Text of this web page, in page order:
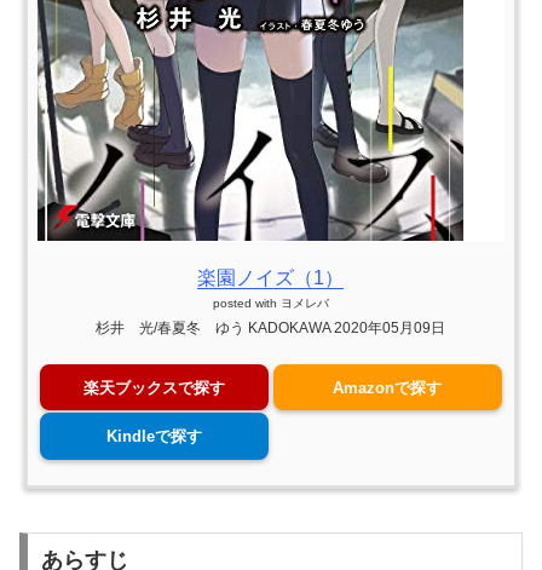
楽園ノイズ（1）
posted with ヨメレバ
杉井 光/春夏冬 ゆう KADOKAWA 2020年05月09日
楽天ブックスで探す Amazonで探す
Kindleで探す
あらすじ